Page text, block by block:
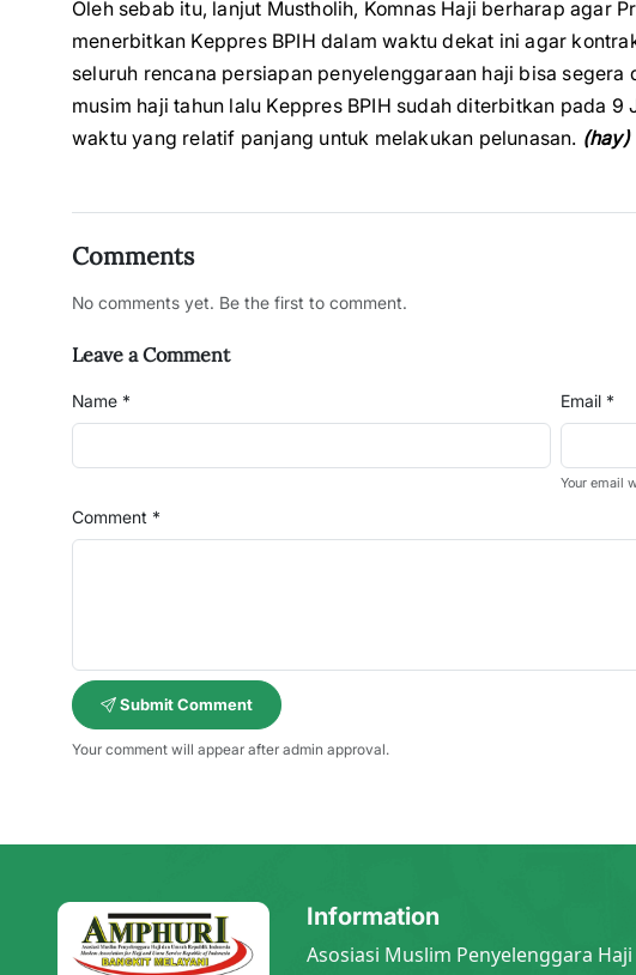
Oleh sebab itu, lanjut Mustholih, Komnas Haji berharap agar
menerbitkan Keppres BPIH dalam waktu dekat ini agar
seluruh rencana persiapan penyelenggaraan haji bisa
musim haji tahun lalu Keppres BPIH sudah diterbitkan pada
waktu yang relatif panjang untuk melakukan pelunasan. (hay)
Comments
No comments yet. Be the first to comment.
Leave a Comment
Name * Email *
Your email
Comment *
Submit Comment
Your comment will appear after admin approval.
Information
Asosiasi Muslim Penyelenggara